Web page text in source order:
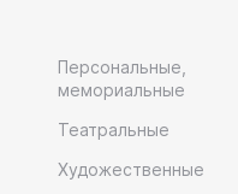
Персональные,
мемориальные
Театральные
Художественные